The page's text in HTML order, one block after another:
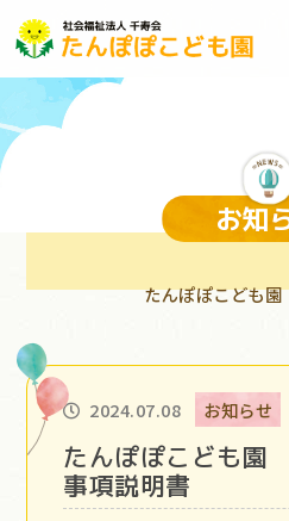
お知
たんぽぽこども
2024.07.08 お知らせ
たんぽぽこども園
事項説明書